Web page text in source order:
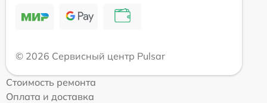
© 2026 Сервисный центр Pulsar
Стоимость ремонта
Оплата и доставка